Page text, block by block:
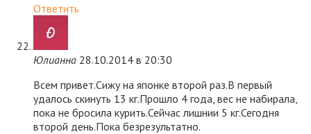
Ответить
Юлианна 28.10.2014 в 20:30
Всем привет.Сижу на японке второй раз.В первый
удалось скинуть 13 кг.Прошло 4 года, вес не набирала,
пока не бросила курить.Сейчас лишнии 5 кг.Сегодня
второй день.Пока безрезультатно.